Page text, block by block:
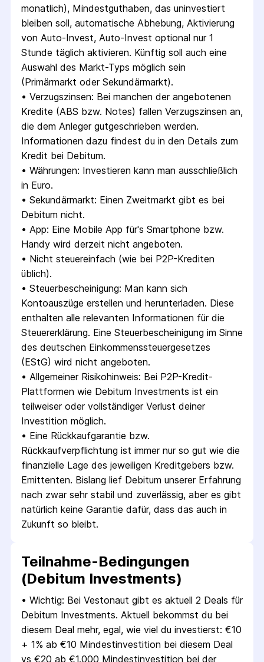
monatlich), Mindestguthaben, das uninvestiert
bleiben soll, automatische Abhebung, Aktivierung
von Auto-Invest, Auto-Invest optional nur 1
Stunde täglich aktivieren. Künftig soll auch eine
Auswahl des Markt-Typs möglich sein
(Primärmarkt oder Sekundärmarkt).
• Verzugszinsen: Bei manchen der angebotenen
Kredite (ABS bzw. Notes) fallen Verzugszinsen an,
die dem Anleger gutgeschrieben werden.
Informationen dazu findest du in den Details zum
Kredit bei Debitum.
• Währungen: Investieren kann man ausschließlich
in Euro.
• Sekundärmarkt: Einen Zweitmarkt gibt es bei
Debitum nicht.
• App: Eine Mobile App für's Smartphone bzw.
Handy wird derzeit nicht angeboten.
• Nicht steuereinfach (wie bei P2P-Krediten
üblich).
• Steuerbescheinigung: Man kann sich
Kontoauszüge erstellen und herunterladen. Diese
enthalten alle relevanten Informationen für die
Steuererklärung. Eine Steuerbescheinigung im Sinne
des deutschen Einkommenssteuergesetzes
(EStG) wird nicht angeboten.
• Allgemeiner Risikohinweis: Bei P2P-Kredit-
Plattformen wie Debitum Investments ist ein
teilweiser oder vollständiger Verlust deiner
Investition möglich.
• Eine Rückkaufgarantie bzw.
Rückkaufverpflichtung ist immer nur so gut wie die
finanzielle Lage des jeweiligen Kreditgebers bzw.
Emittenten. Bislang lief Debitum unserer Erfahrung
nach zwar sehr stabil und zuverlässig, aber es gibt
natürlich keine Garantie dafür, dass das auch in
Zukunft so bleibt.
Teilnahme-Bedingungen
(Debitum Investments)
• Wichtig: Bei Vestonaut gibt es aktuell 2 Deals für
Debitum Investments. Aktuell bekommst du bei
diesem Deal mehr, egal, wie viel du investierst: €10
+ 1% ab €10 Mindestinvestition bei diesem Deal
vs €20 ab €1.000 Mindestinvestition bei der